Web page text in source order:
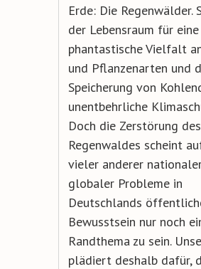
Erde: Die Regenwälder.
der Lebensraum für eine
phantastische Vielfalt
und Pflanzenarten und
Speicherung von
unentbehrliche
Doch die Zerstörung des
Regenwaldes scheint
vieler anderer
globaler Probleme in
Deutschlands
Bewusstsein nur noch
Randthema zu sein.
plädiert deshalb dafür,